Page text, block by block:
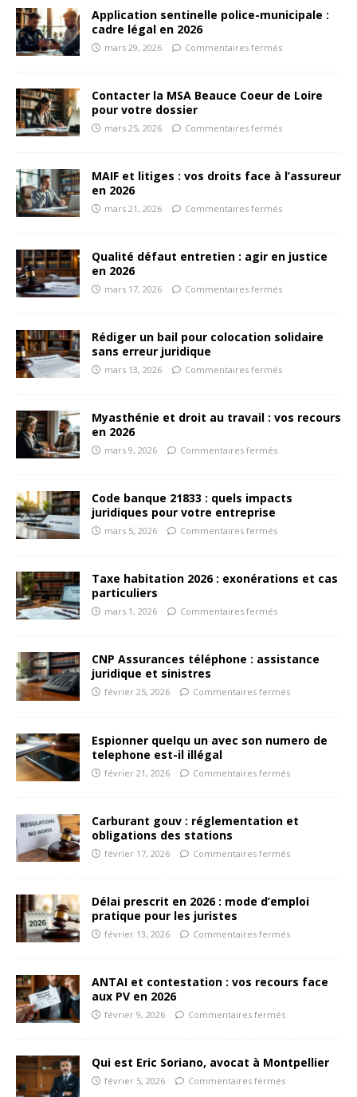
Application sentinelle police-municipale :
cadre légal en 2026
mars 29, 2026 Commentaires fermés
Contacter la MSA Beauce Coeur de Loire
pour votre dossier
mars 25, 2026 Commentaires fermés
MAIF et litiges : vos droits face à l’assureur
en 2026
mars 21, 2026 Commentaires fermés
Qualité défaut entretien : agir en justice
en 2026
mars 17, 2026 Commentaires fermés
Rédiger un bail pour colocation solidaire
sans erreur juridique
mars 13, 2026 Commentaires fermés
Myasthénie et droit au travail : vos recours
en 2026
mars 9, 2026 Commentaires fermés
Code banque 21833 : quels impacts
juridiques pour votre entreprise
mars 5, 2026 Commentaires fermés
Taxe habitation 2026 : exonérations et cas
particuliers
mars 1, 2026 Commentaires fermés
CNP Assurances téléphone : assistance
juridique et sinistres
février 25, 2026 Commentaires fermés
Espionner quelqu un avec son numero de
telephone est-il illégal
février 21, 2026 Commentaires fermés
Carburant gouv : réglementation et
obligations des stations
février 17, 2026 Commentaires fermés
Délai prescrit en 2026 : mode d’emploi
pratique pour les juristes
février 13, 2026 Commentaires fermés
ANTAI et contestation : vos recours face
aux PV en 2026
février 9, 2026 Commentaires fermés
Qui est Eric Soriano, avocat à Montpellier
février 5, 2026 Commentaires fermés